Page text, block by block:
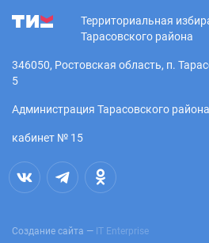
Территориальная
Тарасовского района
346050, Ростовская область, п.
5
Администрация Тарасовского
кабинет № 15
Создание сайта — IT Enterprise